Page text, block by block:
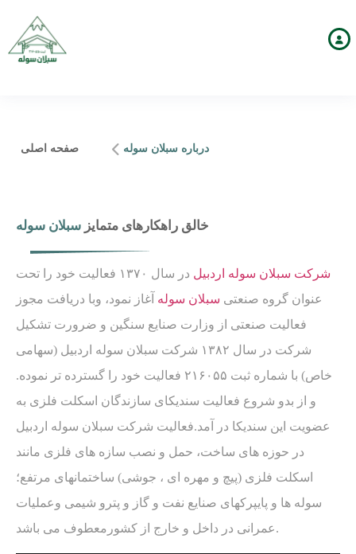
صفحه اصلی درباره سبلان سوله
خالق راهکارهای متمایز سبلان سوله
شرکت سبلان سوله اردبیل
در سال ۱۳۷۰ فعالیت خود را تحت
عنوان گروه صنعتی سبلان سوله آغاز نمود، وبا دریافت مجوز
فعالیت صنعتی از وزارت صنایع سنگین و ضرورت تشکیل
شرکت در سال ۱۳۸۲ شرکت سبلان سوله اردبیل (سهامی
خاص) با شماره ثبت ۲۱۶۰۵۵ فعالیت خود را گسترده تر نموده.
و از بدو شروع فعالیت سندیکای سازندگان اسکلت فلزی به
عضویت این سندیکا در آمد.فعالیت شرکت سبلان سوله اردبیل
در حوزه های ساخت، حمل و نصب سازه های فلزی مانند
اسکلت فلزی (پیچ و مهره ای ، جوشی) ساختمانهای مرتفع؛
سوله ها و پایپرکهای صنایع نفت و گاز و پترو شیمی وعملیات
عمرانی در داخل و خارج از کشورمعطوف می باشد.